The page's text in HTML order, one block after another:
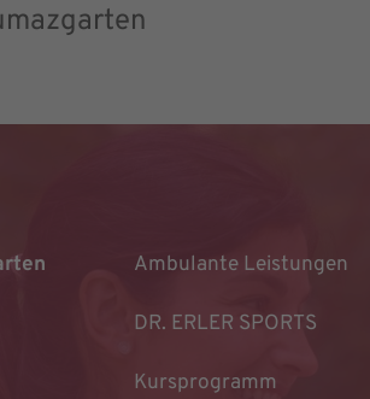
Ambulante Leistungen
DR. ERLER SPORTS
Kursprogramm